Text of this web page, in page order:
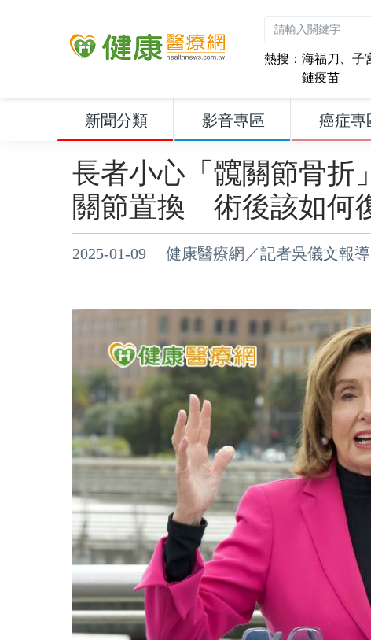
熱搜： 海福刀 、 子
鏈疫苗
新聞分類 影音專區 癌症專
長者小心「髖關節骨折
關節置換 術後該如何
2025-01-09 健康醫療網／記者吳儀文報導